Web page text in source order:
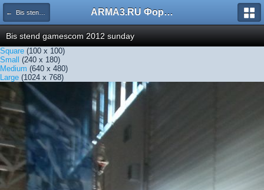
← Bis stend gamescom 2012 sunday ARMA3.RU Форум
Bis stend gamescom 2012 sunday
Square (100 x 100)
Small (240 x 180)
Medium (640 x 480)
Large (1024 x 768)